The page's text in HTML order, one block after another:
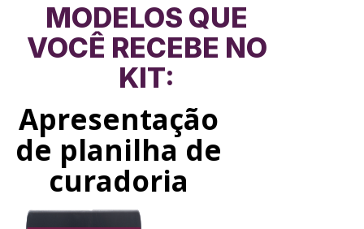
MODELOS QUE
VOCÊ RECEBE NO
KIT:
Apresentação
de planilha de
curadoria